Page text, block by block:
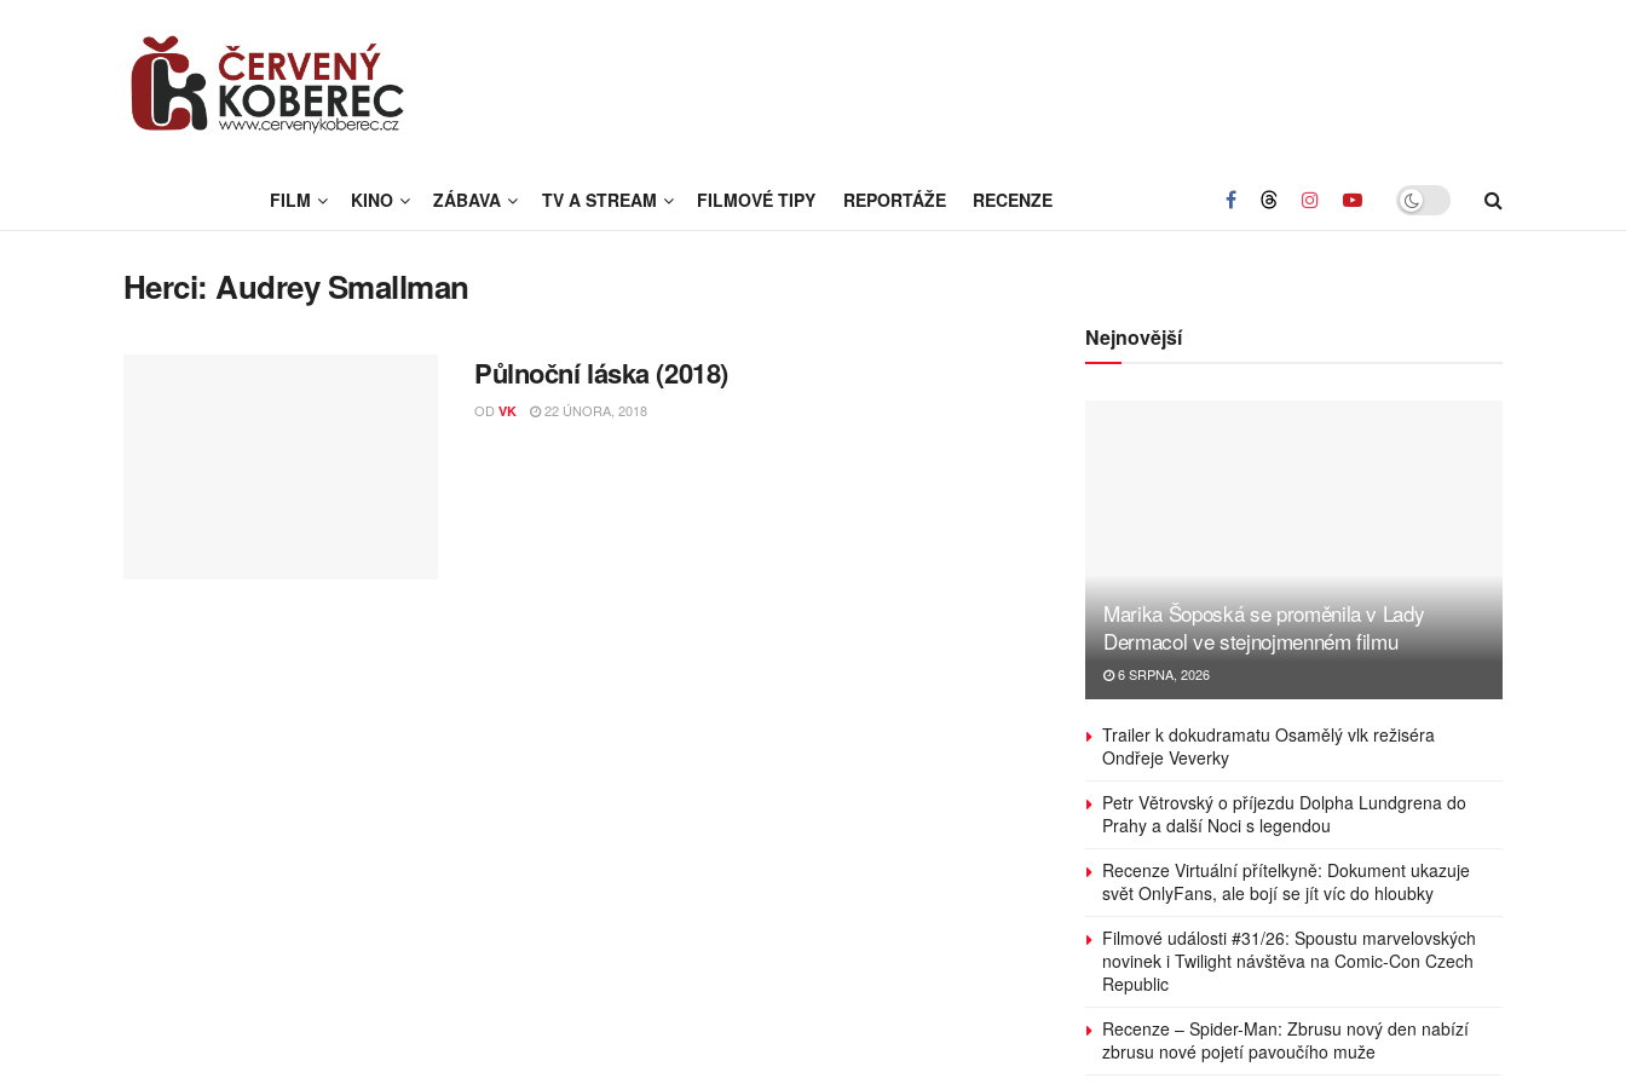
FILM KINO ZÁBAVA TV A STREAM FILMOVÉ TIPY REPORTÁŽE RECENZE
Herci:Audrey Smallman
Půlnoční láska (2018)
OD VK 22 ÚNORA, 2018
Nejnovější
Marika Šoposká se proměnila v Lady
Dermacol ve stejnojmenném filmu
6 SRPNA, 2026
Trailer k dokudramatu Osamělý vlk režiséra
Ondřeje Veverky
Petr Větrovský o příjezdu Dolpha Lundgrena do
Prahy a další Noci s legendou
Recenze Virtuální přítelkyně: Dokument ukazuje
svět OnlyFans, ale bojí se jít víc do hloubky
Filmové události #31/26: Spoustu marvelovských
novinek i Twilight návštěva na Comic-Con Czech
Republic
Recenze – Spider-Man: Zbrusu nový den nabízí
zbrusu nové pojetí pavoučího muže